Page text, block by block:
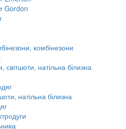
Gordon
комбінезони
світшоти, натільна білизна
натільна білизна